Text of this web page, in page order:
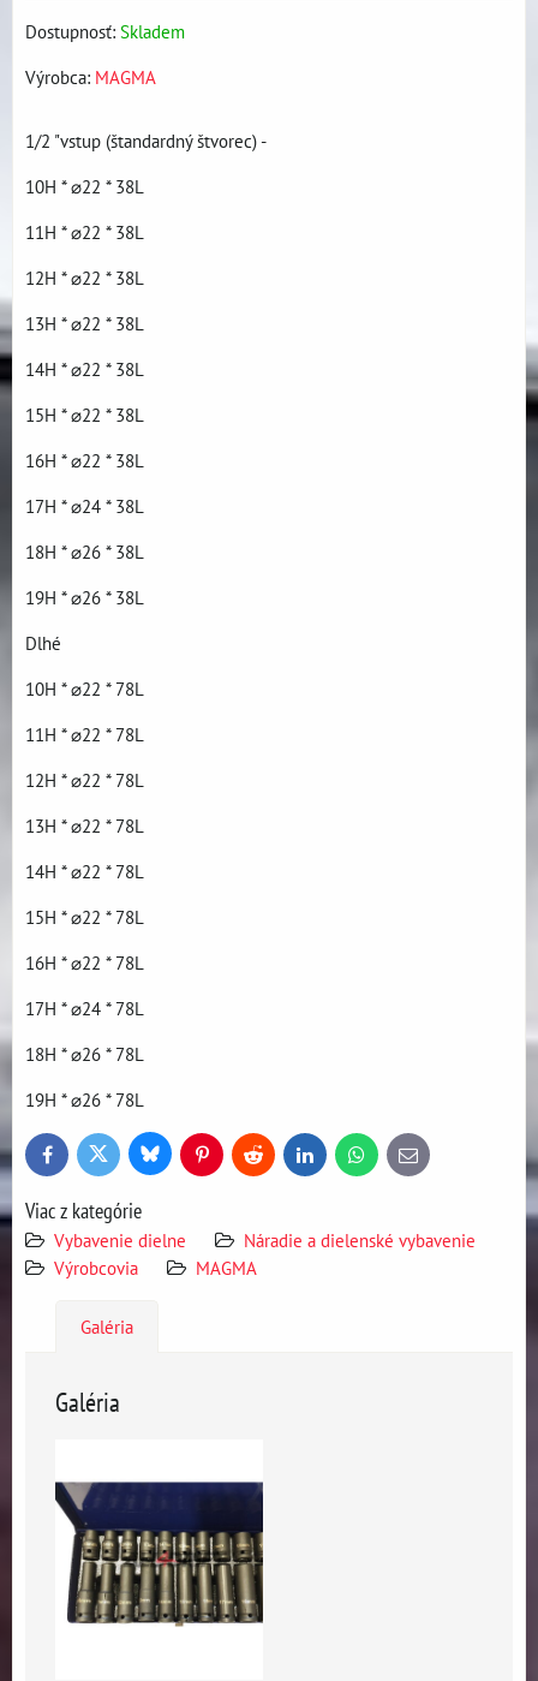
Dostupnosť: Skladem
Výrobca: MAGMA
1/2 "vstup (štandardný štvorec) -
10H * ⌀22 * 38L
11H * ⌀22 * 38L
12H * ⌀22 * 38L
13H * ⌀22 * 38L
14H * ⌀22 * 38L
15H * ⌀22 * 38L
16H * ⌀22 * 38L
17H * ⌀24 * 38L
18H * ⌀26 * 38L
19H * ⌀26 * 38L
Dlhé
10H * ⌀22 * 78L
11H * ⌀22 * 78L
12H * ⌀22 * 78L
13H * ⌀22 * 78L
14H * ⌀22 * 78L
15H * ⌀22 * 78L
16H * ⌀22 * 78L
17H * ⌀24 * 78L
18H * ⌀26 * 78L
19H * ⌀26 * 78L
FacebookTwitter BlueskyPinterestReddit LinkedInWhatsApp
E-
mail
Viac z kategórie
Vybavenie dielne
Náradie a dielenské vybavenie
Výrobcovia
MAGMA
Galéria
Galéria